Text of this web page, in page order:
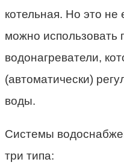
котельная. Но это не
можно использовать
водонагреватели,
(автоматически)
воды.
Системы
три типа: